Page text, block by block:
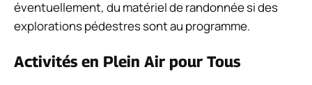
éventuellement, du matériel de randonnée si des
explorations pédestres sont au programme.
Activités en Plein Air pour Tous